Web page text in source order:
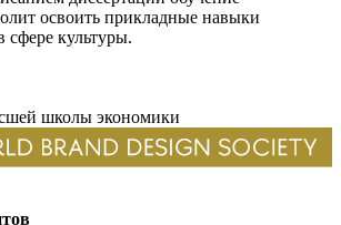
освоить прикладные навыки
сфере культуры.
школы экономики